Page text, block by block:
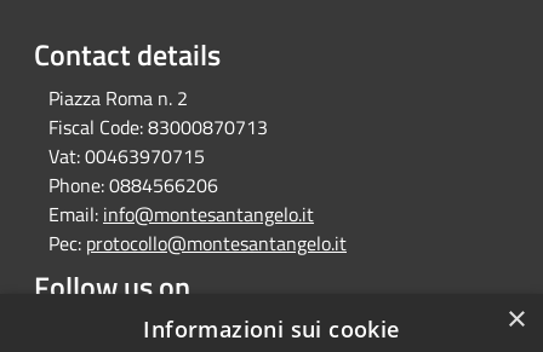
Contact details
Piazza Roma n. 2
Fiscal Code:83000870713
Vat:00463970715
Phone:0884566206
Email: info@montesantangelo.it
Pec: protocollo@montesantangelo.it
Follow us on
FacebookYoutubeInstagramTelegramWhatsapp ×
Informazioni sui cookie